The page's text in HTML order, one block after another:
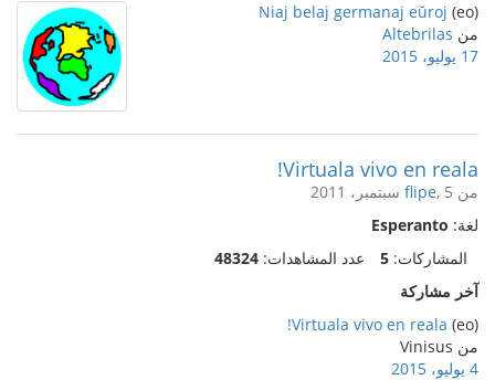
(eo)
Niaj belaj germanaj eŭroj
من Altebrilas
17 يوليو، 2015
Virtuala vivo en reala!
من flipe, 5 سبتمبر، 2011
لغة: Esperanto
المشاركات: 5 عدد المشاهدات: 48324
آخر مشاركة
(eo)
Virtuala vivo en reala!
من Vinisus
4 يوليو، 2015